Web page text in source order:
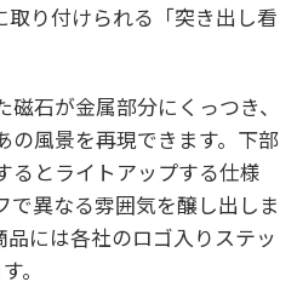
取り付けられる「突き出し看
石が金属部分にくっつき、
の風景を再現できます。下部
るとライトアップする仕様
で異なる雰囲気を醸し出しま
には各社のロゴ入りステッ
。